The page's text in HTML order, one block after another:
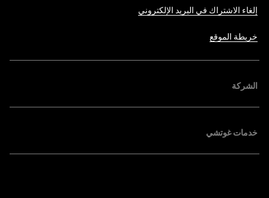
إلغاء الاشتراك في البريد الإلكتروني
خريطة الموقع
الشركة
خدمات غوتشي